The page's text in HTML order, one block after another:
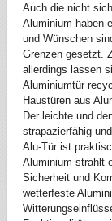
Auch die nicht
Aluminium haben
und Wünschen
Grenzen gesetzt.
allerdings lassen
Aluminiumtür
Haustüren aus
Der leichte und
strapazierfähig
Alu-Tür ist
Aluminium strahlt
Sicherheit und
wetterfeste